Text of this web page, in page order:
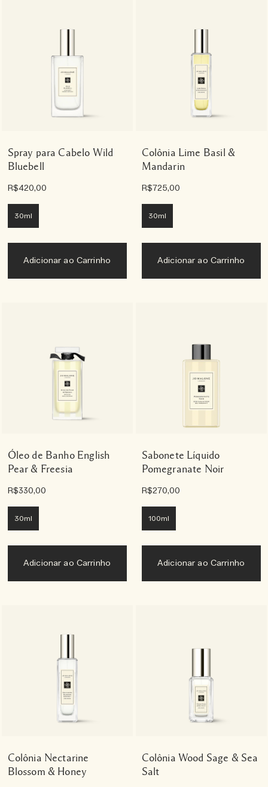
Spray para Cabelo Wild
Bluebell
R$420,00
30ml
Adicionar ao Carrinho
Colônia Lime Basil &
Mandarin
R$725,00
30ml
Adicionar ao Carrinho
Óleo de Banho English
Pear & Freesia
R$330,00
30ml
Adicionar ao Carrinho
Sabonete Líquido
Pomegranate Noir
R$270,00
100ml
Adicionar ao Carrinho
Colônia Nectarine
Blossom & Honey
Colônia Wood Sage & Sea
Salt